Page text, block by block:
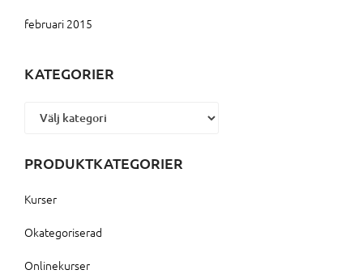
februari 2015
KATEGORIER
Kategorier
PRODUKTKATEGORIER
Kurser
Okategoriserad
Onlinekurser